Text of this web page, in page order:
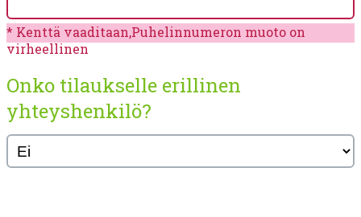
Kenttä vaaditaan,Puhelinnumeron muoto on
virheellinen
Onko tilaukselle erillinen
yhteyshenkilö?